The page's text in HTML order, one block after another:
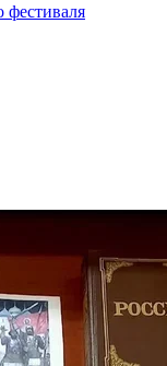
фестиваля